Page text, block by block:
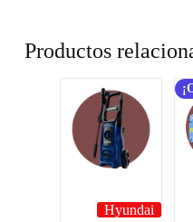
Productos
Hyundai